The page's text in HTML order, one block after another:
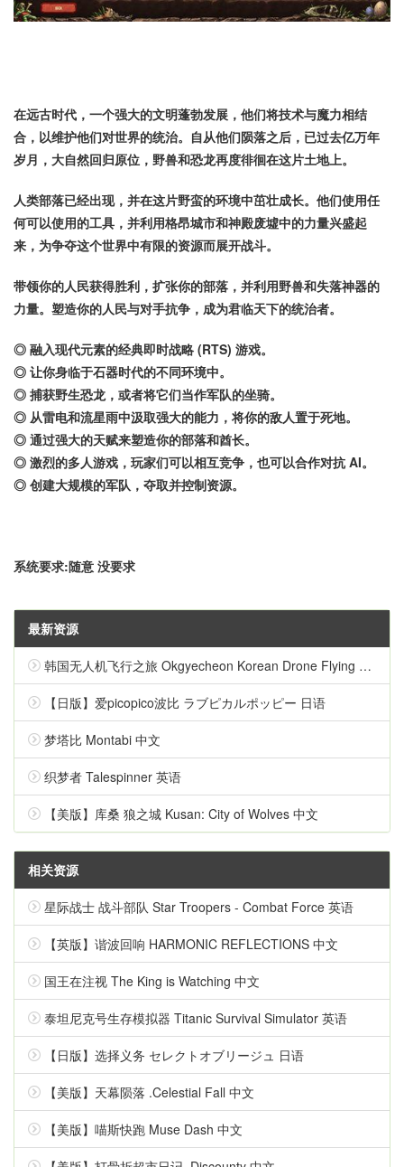
在远古时代，一个强大的文明蓬勃发展，他们将技术与魔力相结
合，以维护他们对世界的统治。自从他们陨落之后，已过去亿万年
岁月，大自然回归原位，野兽和恐龙再度徘徊在这片土地上。
人类部落已经出现，并在这片野蛮的环境中茁壮成长。他们使用任
何可以使用的工具，并利用格昂城市和神殿废墟中的力量兴盛起
来，为争夺这个世界中有限的资源而展开战斗。
带领你的人民获得胜利，扩张你的部落，并利用野兽和失落神器的
力量。塑造你的人民与对手抗争，成为君临天下的统治者。
◎ 融入现代元素的经典即时战略 (RTS) 游戏。
◎ 让你身临于石器时代的不同环境中。
◎ 捕获野生恐龙，或者将它们当作军队的坐骑。
◎ 从雷电和流星雨中汲取强大的能力，将你的敌人置于死地。
◎ 通过强大的天赋来塑造你的部落和酋长。
◎ 激烈的多人游戏，玩家们可以相互竞争，也可以合作对抗 AI。
◎ 创建大规模的军队，夺取并控制资源。
系统要求:随意 没要求
最新资源
韩国无人机飞行之旅 Okgyecheon Korean Drone Flying Tour Okgyecheon 中文
【日版】爱picopico波比 ラブピカルポッピー 日语
梦塔比 Montabi 中文
织梦者 Talespinner 英语
【美版】库桑 狼之城 Kusan: City of Wolves 中文
相关资源
星际战士 战斗部队 Star Troopers - Combat Force 英语
【英版】谐波回响 HARMONIC REFLECTIONS 中文
国王在注视 The King is Watching 中文
泰坦尼克号生存模拟器 Titanic Survival Simulator 英语
【日版】选择义务 セレクトオブリージュ 日语
【美版】天幕陨落 .Celestial Fall 中文
【美版】喵斯快跑 Muse Dash 中文